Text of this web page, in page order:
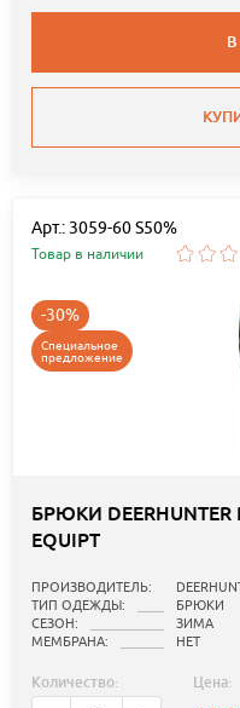
Арт.: 3059-60 S50%
Товар в наличии
-30%
Специальное
предложение
БРЮКИ DEERHUNTER
EQUIPT
ПРОИЗВОДИТЕЛЬ:
ТИП ОДЕЖДЫ:
БРЮКИ
СЕЗОН:
ЗИМА
МЕМБРАНА:
НЕТ
Количество: Цена: